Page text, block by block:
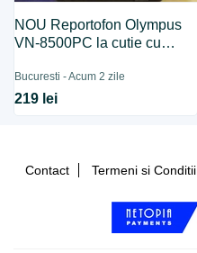
NOU Reportofon Olympus
VN-8500PC la cutie cu
Bucuresti - Acum 2 zile
219 lei
Contact Termeni si Conditii